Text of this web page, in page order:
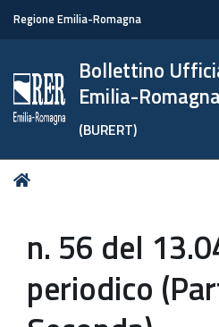
Regione Emilia-Romagna
Bollettino
Emilia-Romagna
(BURERT)
Tu
n. 56 del
periodico